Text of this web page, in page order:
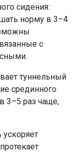
сидения:
норму в 3–4
с
туннельный
срединного
3–5 раз чаще,
ускоряет